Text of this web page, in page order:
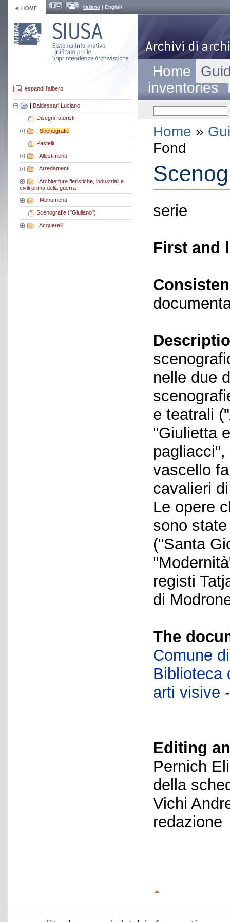
italiano | English
espandi l'albero
| Baldessari Luciano
Disegni futuristi
| Scenografie
Pastelli
| Allestimenti
Arredamenti
| Architetture fieristiche, industriali e
civili prima della guerra
Monumenti
Scenografie ("Giuliano")
| Acquerelli
Home
inventories
Home »
Fond
serie
First and
nelle due
e teatrali
"Giulietta
vascello
cavalieri
Le opere
sono
("Santa
registi
di
The
Comune
Biblioteca
arti visive
Editing
Pernich
della
Vichi
redazione